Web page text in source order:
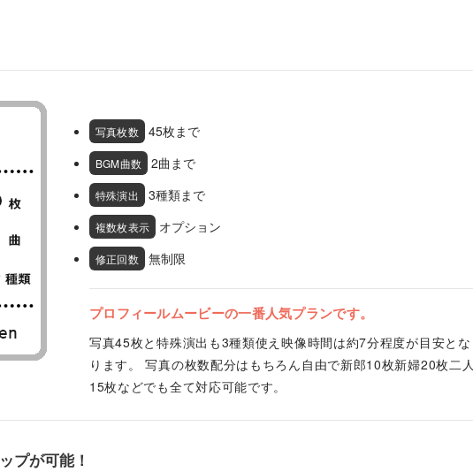
写真枚数 45枚まで
BGM曲数 2曲まで
特殊演出 3種類まで
複数枚表示 オプション
修正回数 無制限
プロフィールムービーの一番人気プランです。
写真45枚と特殊演出も3種類使え映像時間は約7分程度が目安とな
ります。 写真の枚数配分はもちろん自由で新郎10枚新婦20枚二人
15枚などでも全て対応可能です。
プが可能！